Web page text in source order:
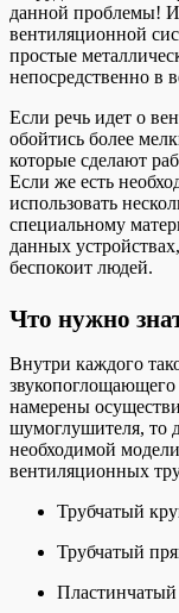
данной проблемы!
вентиляционной
простые
непосредственно в
Если речь идет о
обойтись более
которые сделают
Если же есть
использовать
специальному
данных
беспокоит людей.
Что нужно
Внутри каждого
звукопоглощающего
намерены
шумоглушителя, то
необходимой
вентиляционных
Трубчатый
Трубчатый